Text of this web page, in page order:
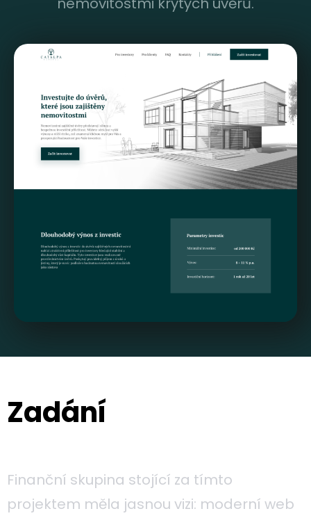
Zadání
Finanční skupina stojící za tímto
projektem měla jasnou vizi: moderní web